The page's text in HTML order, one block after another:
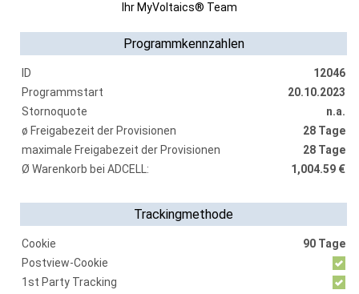
Ihr MyVoltaics® Team
Programmkennzahlen
ID
12046
Programmstart
20.10.2023
Stornoquote
n.a.
ø Freigabezeit der Provisionen
28 Tage
maximale Freigabezeit der Provisionen
28 Tage
Ø Warenkorb bei ADCELL:
1,004.59 €
Trackingmethode
Cookie
90 Tage
Postview-Cookie
1st Party Tracking